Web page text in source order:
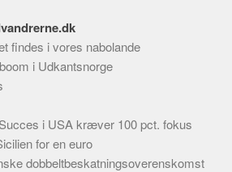
findes i vores nabolande
i Udkantsnorge
i USA kræver 100 pct. fokus
for en euro
dobbeltbeskatningsoverenskomst